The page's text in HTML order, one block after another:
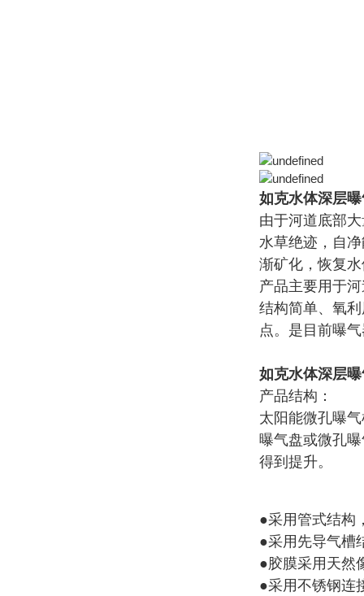
如克水体深层
由于河道底部
水草绝迹，自
渐矿化，恢复
产品主要用于
结构简单、氧
点。是目前曝
如克水体深层
产品结构：
太阳能微孔曝
曝气盘或微孔
得到提升。
●采用管式结构
●采用先导气槽
●胶膜采用天然
●采用不锈钢连